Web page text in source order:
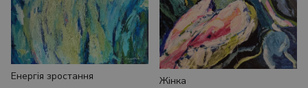
Енергія зростання Жінка